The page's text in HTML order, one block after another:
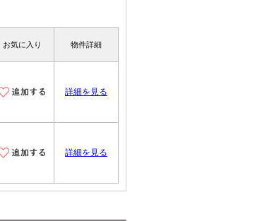
お気に入り 物件詳細
詳細を見る
詳細を見る